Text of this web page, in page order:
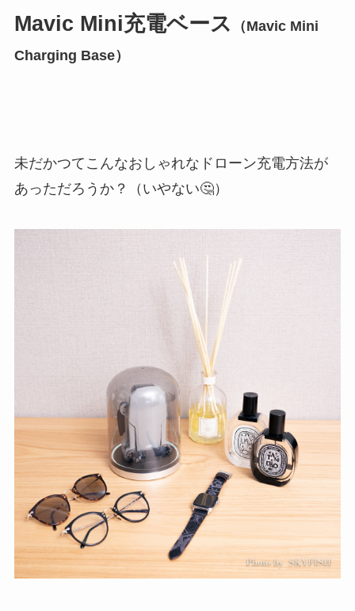
Mavic Mini充電ベース
（Mavic Mini
Charging Base）
未だかつてこんなおしゃれなドローン充電方法が
あっただろうか？（いやない🤔）